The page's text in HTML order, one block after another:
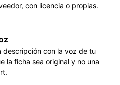
con licencia o propias.
descripción con la voz de tu
la ficha sea original y no una